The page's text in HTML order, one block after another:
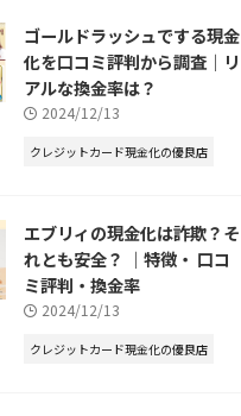
ゴールドラッシュでする現金
化を口コミ評判から調査｜リ
アルな換金率は？
2024/12/13
クレジットカード現金化の優良店
エブリィの現金化は詐欺？そ
れとも安全？ ｜特徴・ 口コ
ミ評判・換金率
2024/12/13
クレジットカード現金化の優良店